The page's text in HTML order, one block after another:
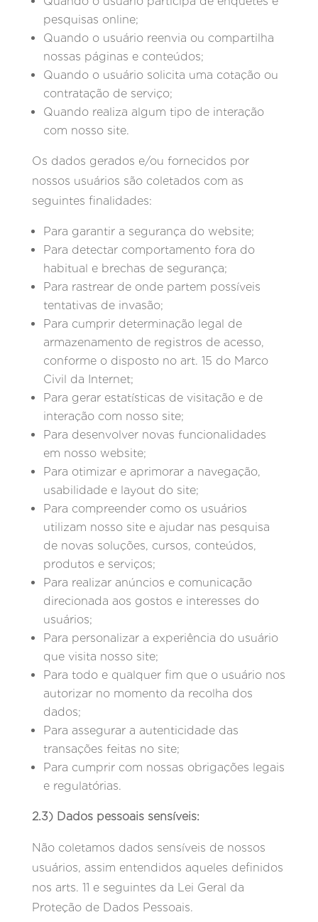
pesquisas online;
Quando o usuário reenvia ou compartilha
nossas páginas e conteúdos;
Quando o usuário solicita uma cotação ou
contratação de serviço;
Quando realiza algum tipo de interação
com nosso site.
Os dados gerados e/ou fornecidos por
nossos usuários são coletados com as
seguintes finalidades:
Para garantir a segurança do website;
Para detectar comportamento fora do
habitual e brechas de segurança;
Para rastrear de onde partem possíveis
tentativas de invasão;
Para cumprir determinação legal de
armazenamento de registros de acesso,
conforme o disposto no art. 15 do Marco
Civil da Internet;
Para gerar estatísticas de visitação e de
interação com nosso site;
Para desenvolver novas funcionalidades
em nosso website;
Para otimizar e aprimorar a navegação,
usabilidade e layout do site;
Para compreender como os usuários
utilizam nosso site e ajudar nas pesquisa
de novas soluções, cursos, conteúdos,
produtos e serviços;
Para realizar anúncios e comunicação
direcionada aos gostos e interesses do
usuários;
Para personalizar a experiência do usuário
que visita nosso site;
Para todo e qualquer fim que o usuário nos
autorizar no momento da recolha dos
dados;
Para assegurar a autenticidade das
transações feitas no site;
Para cumprir com nossas obrigações legais
e regulatórias.
2.3) Dados pessoais sensíveis:
Não coletamos dados sensíveis de nossos
usuários, assim entendidos aqueles definidos
nos arts. 11 e seguintes da Lei Geral da
Proteção de Dados Pessoais.